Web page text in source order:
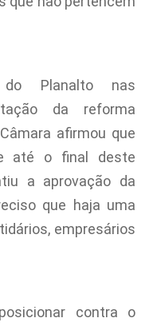
Planalto nas
da reforma
afirmou que
até o final deste
a aprovação da
que haja uma
empresários
contra o